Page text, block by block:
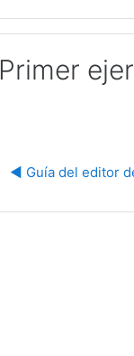
Primer
◀︎ Guía del editor